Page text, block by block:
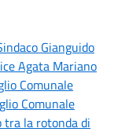
Gianguido
Agata Mariano
Comunale
Comunale
la rotonda di